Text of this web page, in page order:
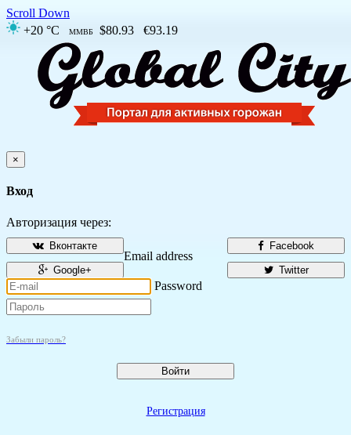
Scroll Down
+20 °C
ММВБ $80.93 €93.19
×
Вход
Авторизация через:
Facebook
Вконтакте
Twitter
Google+
Email address
Password
Забыли пароль?
Войти
Регистрация